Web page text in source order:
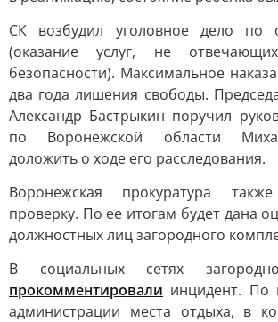
СК возбудил уголовное дело
(оказание услуг, не
безопасности). Максимальное
два года лишения свободы.
Александр Бастрыкин поручил
по Воронежской области
доложить о ходе его расследования.
Воронежская прокуратура
проверку. По ее итогам будет дана
должностных лиц загородного
В социальных сетях
прокомментировали инцидент. По
администрации места отдыха, в